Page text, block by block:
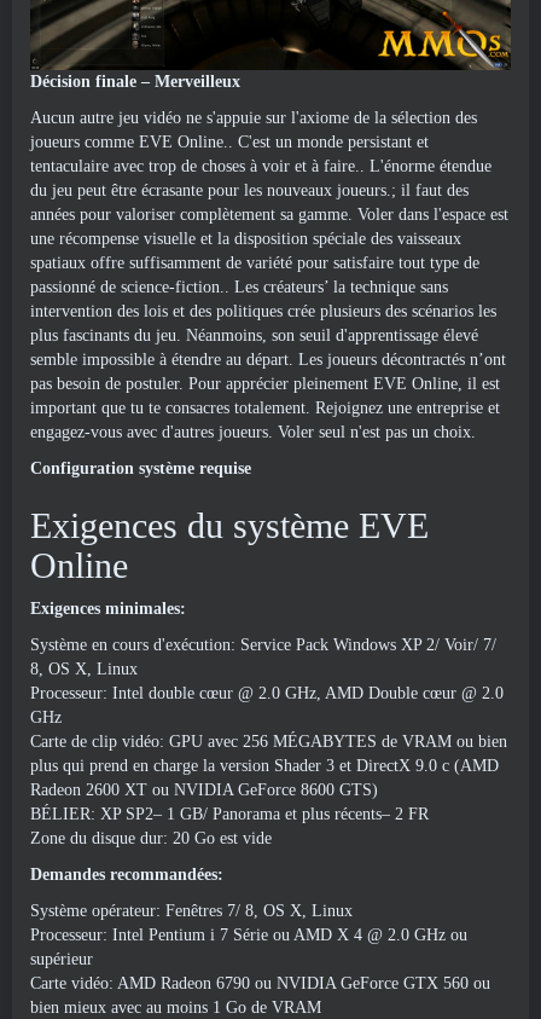
Décision finale – Merveilleux
Aucun autre jeu vidéo ne s'appuie sur l'axiome de la sélection des
joueurs comme EVE Online.. C'est un monde persistant et
tentaculaire avec trop de choses à voir et à faire.. L'énorme étendue
du jeu peut être écrasante pour les nouveaux joueurs.; il faut des
années pour valoriser complètement sa gamme. Voler dans l'espace est
une récompense visuelle et la disposition spéciale des vaisseaux
spatiaux offre suffisamment de variété pour satisfaire tout type de
passionné de science-fiction.. Les créateurs’ la technique sans
intervention des lois et des politiques crée plusieurs des scénarios les
plus fascinants du jeu. Néanmoins, son seuil d'apprentissage élevé
semble impossible à étendre au départ. Les joueurs décontractés n’ont
pas besoin de postuler. Pour apprécier pleinement EVE Online, il est
important que tu te consacres totalement. Rejoignez une entreprise et
engagez-vous avec d'autres joueurs. Voler seul n'est pas un choix.
Configuration système requise
Exigences du système EVE
Online
Exigences minimales:
Système en cours d'exécution: Service Pack Windows XP 2/ Voir/ 7/
8, OS X, Linux
Processeur: Intel double cœur @ 2.0 GHz, AMD Double cœur @ 2.0
GHz
Carte de clip vidéo: GPU avec 256 MÉGABYTES de VRAM ou bien
plus qui prend en charge la version Shader 3 et DirectX 9.0 c (AMD
Radeon 2600 XT ou NVIDIA GeForce 8600 GTS)
BÉLIER: XP SP2– 1 GB/ Panorama et plus récents– 2 FR
Zone du disque dur: 20 Go est vide
Demandes recommandées:
Système opérateur: Fenêtres 7/ 8, OS X, Linux
Processeur: Intel Pentium i 7 Série ou AMD X 4 @ 2.0 GHz ou
supérieur
Carte vidéo: AMD Radeon 6790 ou NVIDIA GeForce GTX 560 ou
bien mieux avec au moins 1 Go de VRAM